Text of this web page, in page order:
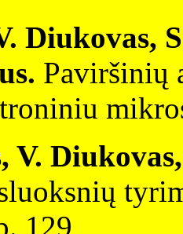
Diukovas,
Paviršinių
V.
129